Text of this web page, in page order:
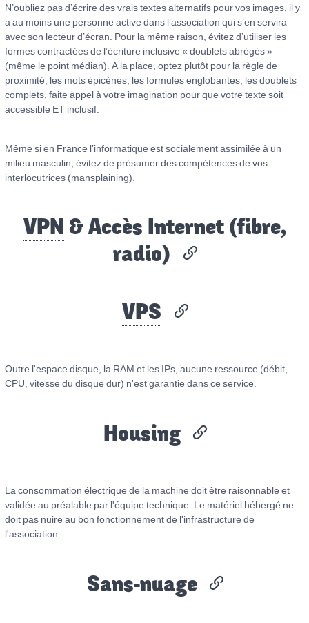
N’oubliez pas d’écrire des vrais textes alternatifs pour vos images, il y
a au moins une personne active dans l’association qui s’en servira
avec son lecteur d’écran. Pour la même raison, évitez d’utiliser les
formes contractées de l’écriture inclusive « doublets abrégés »
(même le point médian). A la place, optez plutôt pour la règle de
proximité, les mots épicènes, les formules englobantes, les doublets
complets, faite appel à votre imagination pour que votre texte soit
accessible ET inclusif.
Même si en France l’informatique est socialement assimilée à un
milieu masculin, évitez de présumer des compétences de vos
interlocutrices (mansplaining).
VPN & Accès Internet (fibre,
radio)
VPS
Outre l'espace disque, la RAM et les IPs, aucune ressource (débit,
CPU, vitesse du disque dur) n'est garantie dans ce service.
Housing
La consommation électrique de la machine doit être raisonnable et
validée au préalable par l'équipe technique. Le matériel hébergé ne
doit pas nuire au bon fonctionnement de l'infrastructure de
l'association.
Sans-nuage